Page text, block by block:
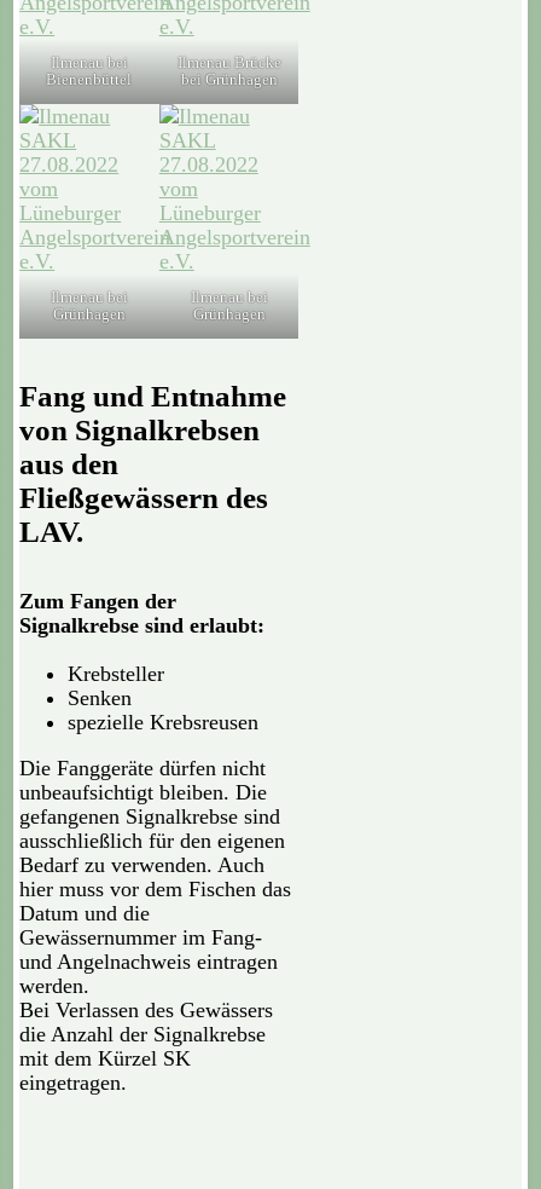
Ilmenau bei
Bienenbüttel
Ilmenau Brücke
bei Grünhagen
Ilmenau bei
Grünhagen
Ilmenau bei
Grünhagen
Fang und Entnahme
von Signalkrebsen
aus den
Fließgewässern des
LAV.
Zum Fangen der
Signalkrebse sind erlaubt:
Krebsteller
Senken
spezielle Krebsreusen
Die Fanggeräte dürfen nicht
unbeaufsichtigt bleiben. Die
gefangenen Signalkrebse sind
ausschließlich für den eigenen
Bedarf zu verwenden. Auch
hier muss vor dem Fischen das
Datum und die
Gewässernummer im Fang-
und Angelnachweis eintragen
werden.
Bei Verlassen des Gewässers
die Anzahl der Signalkrebse
mit dem Kürzel SK
eingetragen.